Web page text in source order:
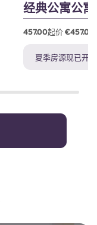
经典公寓公
457.00起价 €457.00
夏季房源现已开